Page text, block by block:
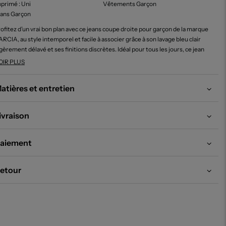
: Uni
Vêtements Garçon
Garçon
d’un vrai bon plan avec ce jeans coupe droite pour garçon de la marque
au style intemporel et facile à associer grâce à son lavage bleu clair
délavé et ses finitions discrètes. Idéal pour tous les jours, ce jean
un confort optimal tout en étant proposé à un prix mini, parfait pour
PLUS
et entretien